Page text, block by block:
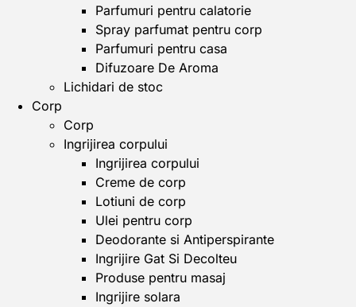
Parfumuri pentru calatorie
Spray parfumat pentru corp
Parfumuri pentru casa
Difuzoare De Aroma
Lichidari de stoc
Corp
Corp
Ingrijirea corpului
Ingrijirea corpului
Creme de corp
Lotiuni de corp
Ulei pentru corp
Deodorante si Antiperspirante
Ingrijire Gat Si Decolteu
Produse pentru masaj
Ingrijire solara